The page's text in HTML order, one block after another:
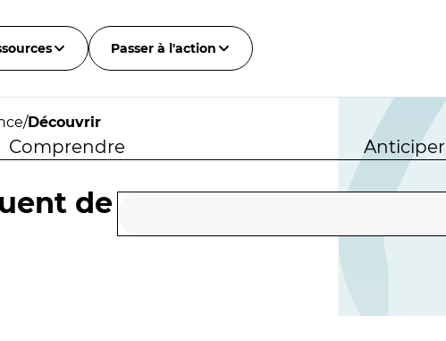
Passer à l'action
/Découvrir
Comprendre Anticiper
de